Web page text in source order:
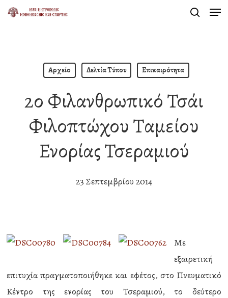
Skip
Αρχείο Δελτία Τύπου Επικαιρότητα
2ο Φιλανθρωπικό Τσάι
Φιλοπτώχου Ταμείου
Ενορίας Τσεραμιού
23 Σεπτεμβρίου 2014
Με
εξαιρετική
επιτυχία πραγματοποιήθηκε και εφέτος, στο Πνευματικό
Κέντρο της ενορίας του Τσεραμιού, το δεύτερο